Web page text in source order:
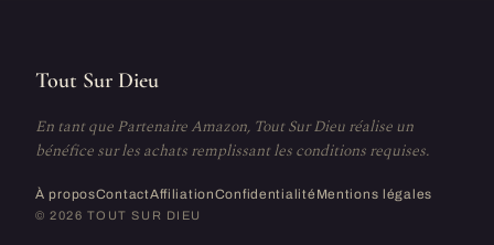
Tout Sur Dieu
En tant que Partenaire Amazon, Tout Sur Dieu réalise un
bénéfice sur les achats remplissant les conditions requises.
À proposContactAffiliationConfidentialité Mentions légales
© 2026 TOUT SUR DIEU